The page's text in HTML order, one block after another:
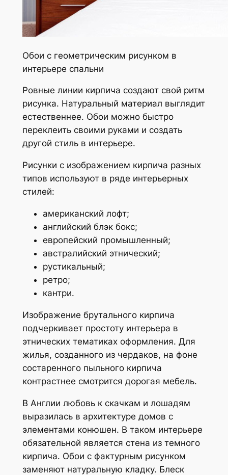
Обои с геометрическим рисунком в
интерьере спальни
Ровные линии кирпича создают свой ритм
рисунка. Натуральный материал выглядит
естественнее. Обои можно быстро
переклеить своими руками и создать
другой стиль в интерьере.
Рисунки с изображением кирпича разных
типов используют в ряде интерьерных
стилей:
американский лофт;
английский блэк бокс;
европейский промышленный;
австралийский этнический;
рустикальный;
ретро;
кантри.
Изображение брутального кирпича
подчеркивает простоту интерьера в
этнических тематиках оформления. Для
жилья, созданного из чердаков, на фоне
состаренного пыльного кирпича
контрастнее смотрится дорогая мебель.
В Англии любовь к скачкам и лошадям
выразилась в архитектуре домов с
элементами конюшен. В таком интерьере
обязательной является стена из темного
кирпича. Обои с фактурным рисунком
заменяют натуральную кладку. Блеск